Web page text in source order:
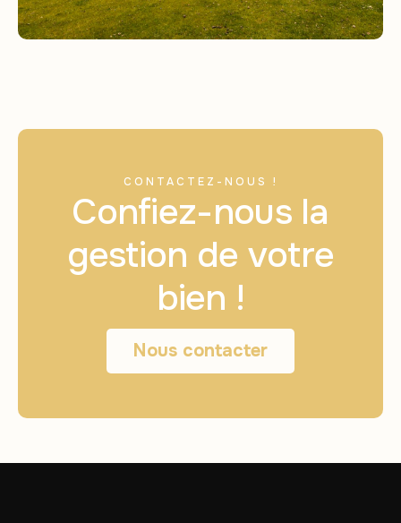
CONTACTEZ-NOUS !
Confiez-nous la
gestion de votre
bien !
Nous contacter